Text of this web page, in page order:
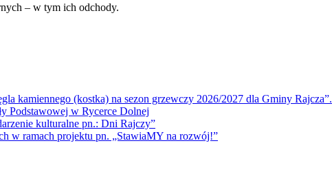
– w tym ich odchody.
kamiennego (kostka) na sezon grzewczy 2026/2027 dla Gminy Rajcza”.
Podstawowej w Rycerce Dolnej
kulturalne pn.: Dni Rajczy”
w ramach projektu pn. „StawiaMY na rozwój!”